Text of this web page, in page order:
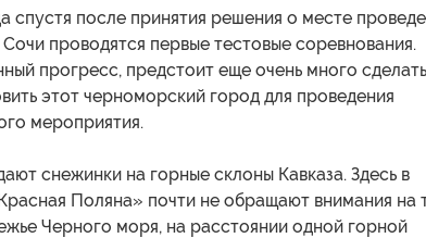
спустя после принятия решения о месте
проводятся первые тестовые соревнования.
прогресс, предстоит еще очень много сделать
этот черноморский город для проведения
мероприятия.
снежинки на горные склоны Кавказа. Здесь в
Поляна» почти не обращают внимания на
Черного моря, на расстоянии одной горной